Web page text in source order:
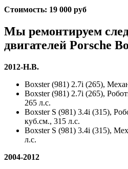
Стоимость: 19 000 руб
Мы ремонтируем
двигателей Porsche
2012-Н.В.
Boxster (981) 2.7i (265),
Boxster (981) 2.7i (265),
265 л.с.
Boxster S (981) 3.4i (315),
куб.см., 315 л.с.
Boxster S (981) 3.4i (315),
л.с.
2004-2012